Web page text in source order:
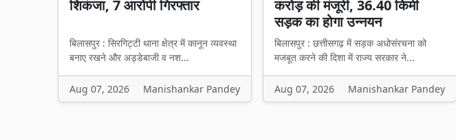
शिकंजा, 7 आरोपी गिरफ्तार
बिलासपुर : सिरगिट्टी थाना क्षेत्र में कानून व्यवस्था
बनाए रखने और अड्डेबाजी व नश...
Aug 07, 2026 Manishankar Pandey
करोड़ की मंजूरी, 36.40 किमी
सड़क का होगा उन्नयन
बिलासपुर : छत्तीसगढ़ में सड़क अधोसंरचना को
मजबूत करने की दिशा में राज्य सरकार ने...
Aug 07, 2026 Manishankar Pandey